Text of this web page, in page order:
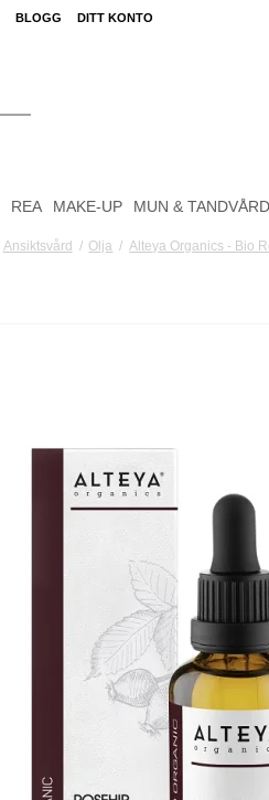
BLOGG DITT KONTO
REA MAKE-UP MUN & TANDVÅRD
Ansiktsvård / Olja / Alteya Organics - Bio